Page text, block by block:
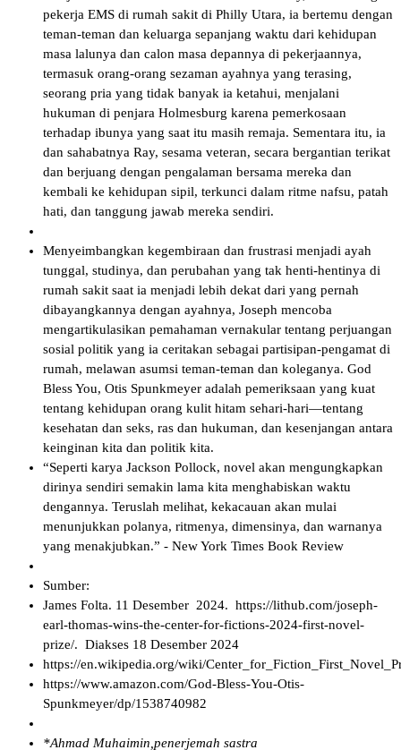
pekerja EMS di rumah sakit di Philly Utara, ia bertemu dengan
teman-teman dan keluarga sepanjang waktu dari kehidupan
masa lalunya dan calon masa depannya di pekerjaannya,
termasuk orang-orang sezaman ayahnya yang terasing,
seorang pria yang tidak banyak ia ketahui, menjalani
hukuman di penjara Holmesburg karena pemerkosaan
terhadap ibunya yang saat itu masih remaja. Sementara itu, ia
dan sahabatnya Ray, sesama veteran, secara bergantian terikat
dan berjuang dengan pengalaman bersama mereka dan
kembali ke kehidupan sipil, terkunci dalam ritme nafsu, patah
hati, dan tanggung jawab mereka sendiri.
Menyeimbangkan kegembiraan dan frustrasi menjadi ayah
tunggal, studinya, dan perubahan yang tak henti-hentinya di
rumah sakit saat ia menjadi lebih dekat dari yang pernah
dibayangkannya dengan ayahnya, Joseph mencoba
mengartikulasikan pemahaman vernakular tentang perjuangan
sosial politik yang ia ceritakan sebagai partisipan-pengamat di
rumah, melawan asumsi teman-teman dan koleganya. God
Bless You, Otis Spunkmeyer adalah pemeriksaan yang kuat
tentang kehidupan orang kulit hitam sehari-hari—tentang
kesehatan dan seks, ras dan hukuman, dan kesenjangan antara
keinginan kita dan politik kita.
“Seperti karya Jackson Pollock, novel akan mengungkapkan
dirinya sendiri semakin lama kita menghabiskan waktu
dengannya. Teruslah melihat, kekacauan akan mulai
menunjukkan polanya, ritmenya, dimensinya, dan warnanya
yang menakjubkan.” - New York Times Book Review
Sumber:
James Folta. 11 Desember 2024. https://lithub.com/joseph-
earl-thomas-wins-the-center-for-fictions-2024-first-novel-
prize/. Diakses 18 Desember 2024
https://en.wikipedia.org/wiki/
https://www.amazon.com/God-Bless-You-Otis-
Spunkmeyer/dp/1538740982
*Ahmad Muhaimin,penerjemah sastra